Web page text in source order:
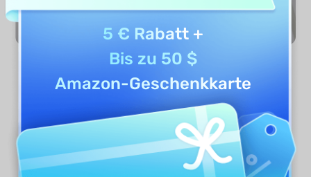
Jetzt prüfen
5 € Rabatt+
Bis zu 50 $
Amazon-Geschenkkarte